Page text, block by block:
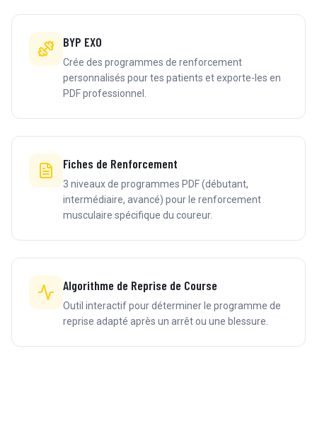
BYP EXO
Crée des programmes de renforcement
personnalisés pour tes patients et exporte-les en
PDF professionnel.
Fiches de Renforcement
3 niveaux de programmes PDF (débutant,
intermédiaire, avancé) pour le renforcement
musculaire spécifique du coureur.
Algorithme de Reprise de Course
Outil interactif pour déterminer le programme de
reprise adapté après un arrêt ou une blessure.